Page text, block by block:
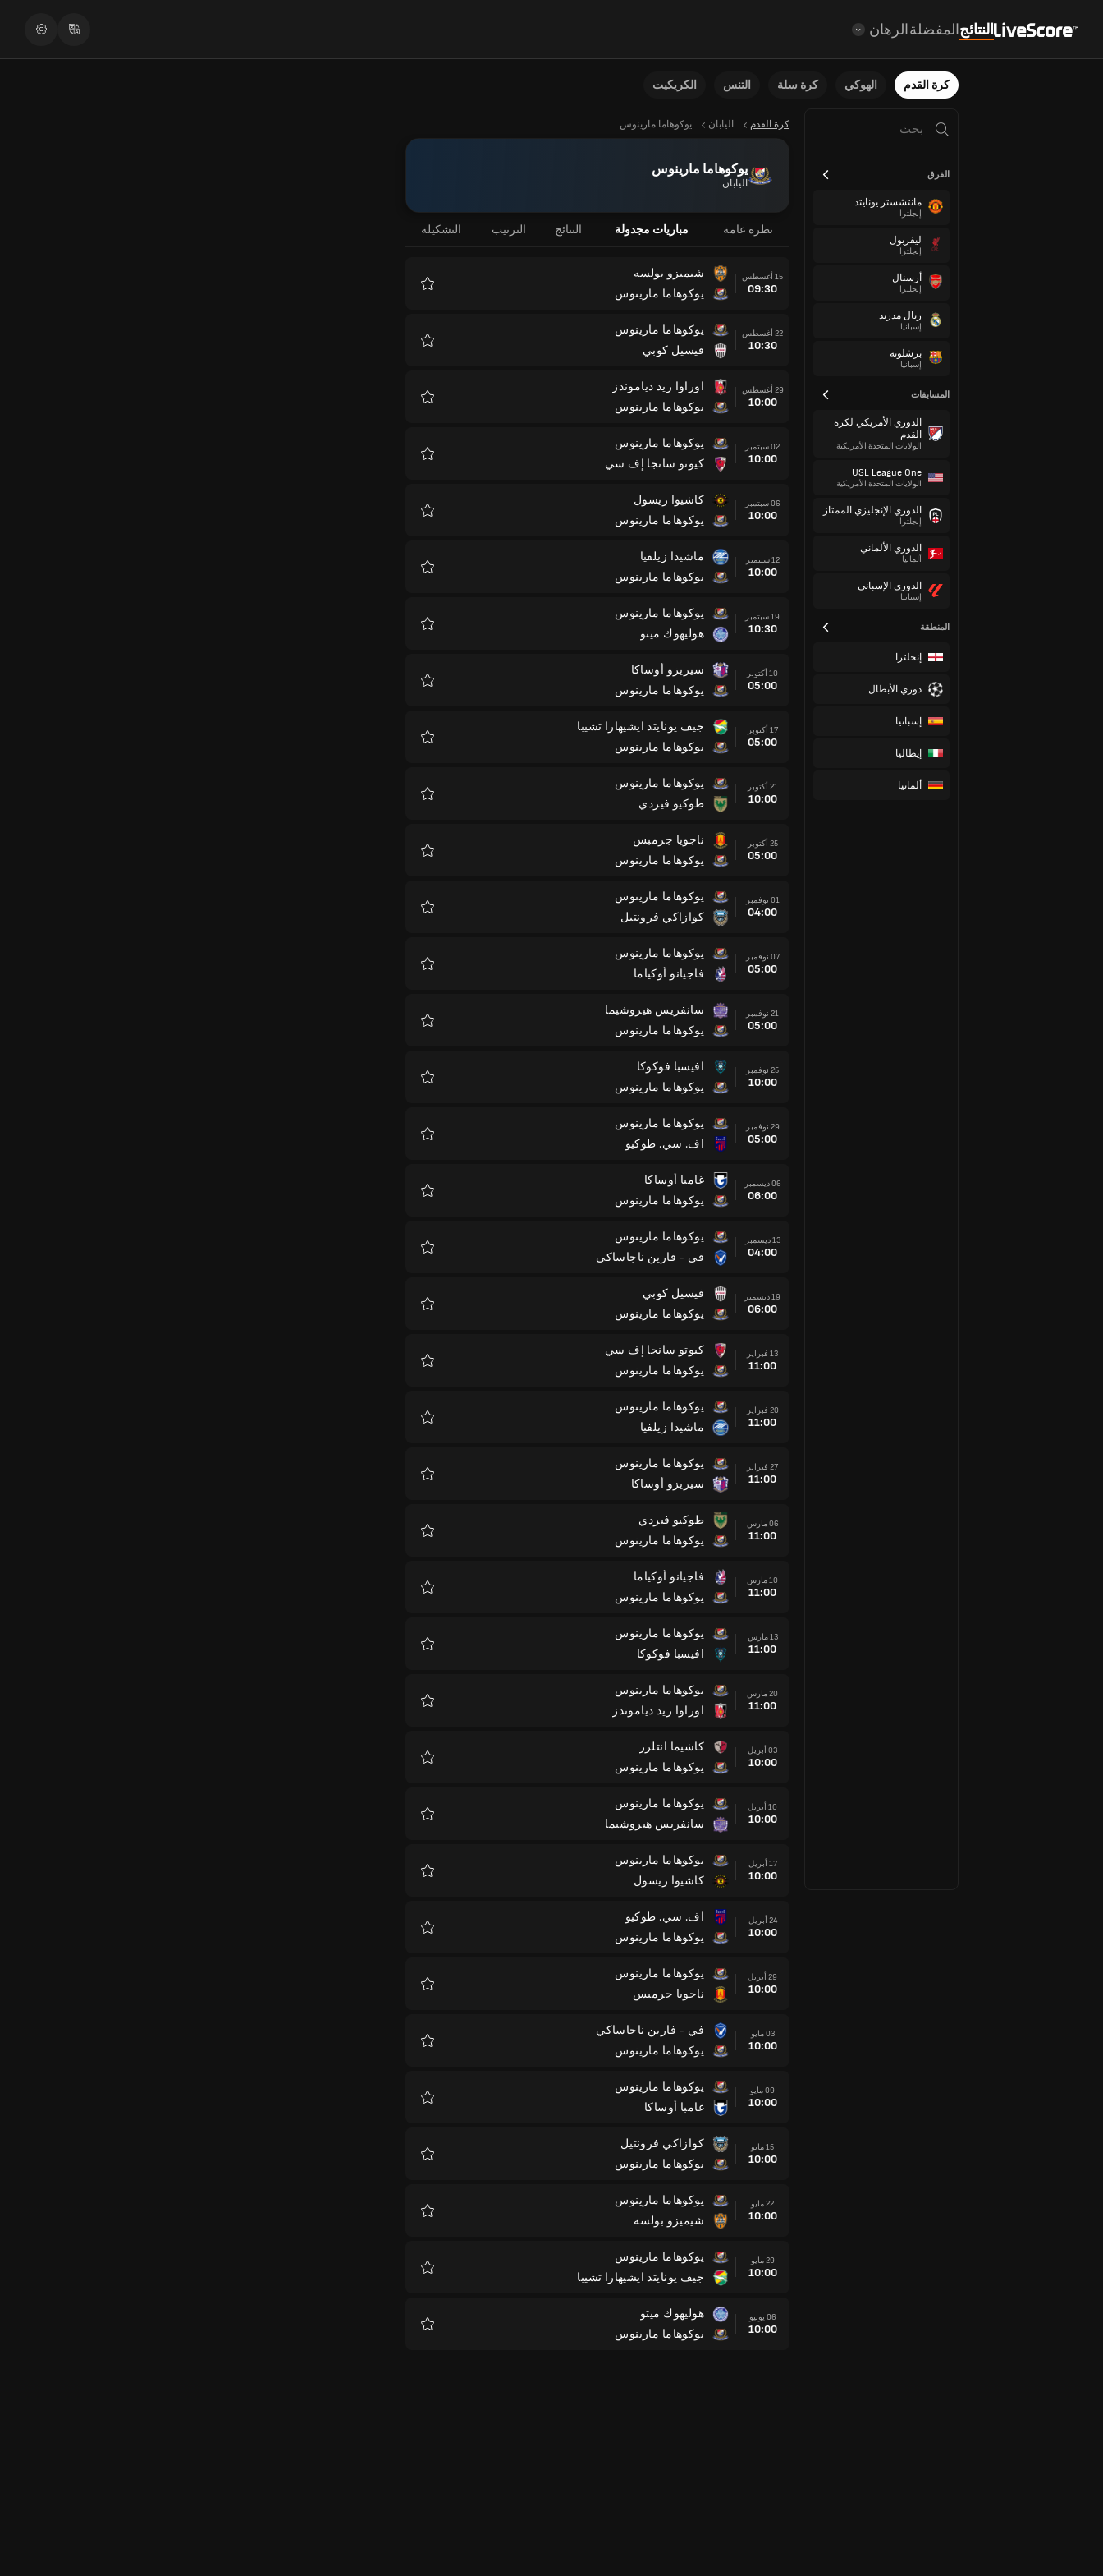
النتائجالمفضلةالرهان
كرة القدم الهوكي كرة سلة التنس الكريكيت
الفرق
مانتشستر يونايتد
إنجلترا
ليفربول
إنجلترا
أرسنال
إنجلترا
ريال مدريد
إسبانيا
برشلونة
إسبانيا
المسابقات
الدوري الأمريكي لكرة
القدم
الولايات المتحدة الأمريكية
USL League One
الولايات المتحدة الأمريكية
الدوري الإنجليزي الممتاز
إنجلترا
الدوري الألماني
ألمانيا
الدوري الإسباني
إسبانيا
المنطقة
إنجلترا
دوري الأبطال
إسبانيا
إيطاليا
ألمانيا
كرة القدم اليابان يوكوهاما مارينوس
يوكوهاما مارينوس
اليابان
نظرة عامة مباريات مجدولة النتائج الترتيب التشكيلة
15 أغسطس
09:30
شيميزو بولسه
يوكوهاما مارينوس
22 أغسطس
10:30
يوكوهاما مارينوس
فيسيل كوبي
29 أغسطس
10:00
اوراوا ريد دياموندز
يوكوهاما مارينوس
02 سبتمبر
10:00
يوكوهاما مارينوس
كيوتو سانجا إف سي
06 سبتمبر
10:00
كاشيوا ريسول
يوكوهاما مارينوس
12 سبتمبر
10:00
ماشيدا زيلفيا
يوكوهاما مارينوس
19 سبتمبر
10:30
يوكوهاما مارينوس
هوليهوك ميتو
10 أكتوبر
05:00
سيريزو أوساكا
يوكوهاما مارينوس
17 أكتوبر
05:00
جيف يونايتد ايشيهارا تشيبا
يوكوهاما مارينوس
21 أكتوبر
10:00
يوكوهاما مارينوس
طوكيو فيردي
25 أكتوبر
05:00
ناجويا جرمبس
يوكوهاما مارينوس
01 نوفمبر
04:00
يوكوهاما مارينوس
كوازاكي فرونتيل
07 نوفمبر
05:00
يوكوهاما مارينوس
فاجيانو أوكياما
21 نوفمبر
05:00
سانفريس هيروشيما
يوكوهاما مارينوس
25 نوفمبر
10:00
افيسبا فوكوكا
يوكوهاما مارينوس
29 نوفمبر
05:00
يوكوهاما مارينوس
اف. سي. طوكيو
06 ديسمبر
06:00
غامبا أوساكا
يوكوهاما مارينوس
13 ديسمبر
04:00
يوكوهاما مارينوس
في - فارين ناجاساكي
19 ديسمبر
06:00
فيسيل كوبي
يوكوهاما مارينوس
13 فبراير
11:00
كيوتو سانجا إف سي
يوكوهاما مارينوس
20 فبراير
11:00
يوكوهاما مارينوس
ماشيدا زيلفيا
27 فبراير
11:00
يوكوهاما مارينوس
سيريزو أوساكا
06 مارس
11:00
طوكيو فيردي
يوكوهاما مارينوس
10 مارس
11:00
فاجيانو أوكياما
يوكوهاما مارينوس
13 مارس
11:00
يوكوهاما مارينوس
افيسبا فوكوكا
20 مارس
11:00
يوكوهاما مارينوس
اوراوا ريد دياموندز
03 أبريل
10:00
كاشيما انتلرز
يوكوهاما مارينوس
10 أبريل
10:00
يوكوهاما مارينوس
سانفريس هيروشيما
17 أبريل
10:00
يوكوهاما مارينوس
كاشيوا ريسول
24 أبريل
10:00
اف. سي. طوكيو
يوكوهاما مارينوس
29 أبريل
10:00
يوكوهاما مارينوس
ناجويا جرمبس
03 مايو
10:00
في - فارين ناجاساكي
يوكوهاما مارينوس
09 مايو
10:00
يوكوهاما مارينوس
غامبا أوساكا
15 مايو
10:00
كوازاكي فرونتيل
يوكوهاما مارينوس
22 مايو
10:00
يوكوهاما مارينوس
شيميزو بولسه
29 مايو
10:00
يوكوهاما مارينوس
جيف يونايتد ايشيهارا تشيبا
06 يونيو
10:00
هوليهوك ميتو
يوكوهاما مارينوس